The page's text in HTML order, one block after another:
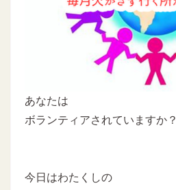
あなたは
ボランティアされていますか？
今日はわたくしの